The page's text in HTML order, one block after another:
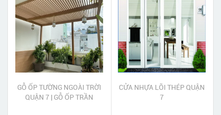
GỖ ỐP TƯỜNG NGOÀI TRỜI
QUẬN 7 | GỖ ỐP TRẦN
CỬA NHỰA LÕI THÉP QUẬN
7